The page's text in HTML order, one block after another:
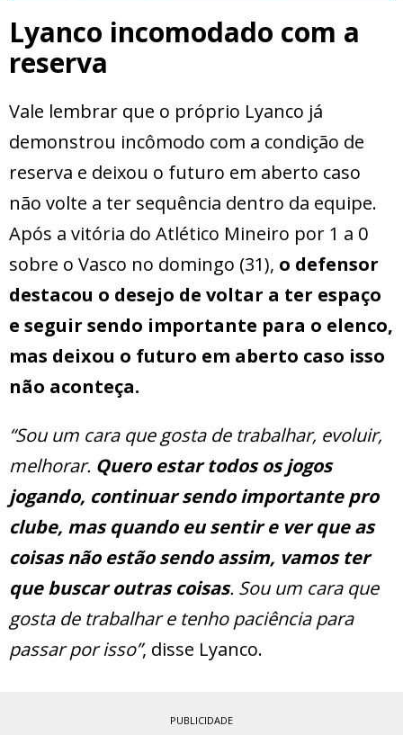
Lyanco incomodado com a
reserva
Vale lembrar que o próprio Lyanco já
demonstrou incômodo com a condição de
reserva e deixou o futuro em aberto caso
não volte a ter sequência dentro da equipe.
Após a vitória do Atlético Mineiro por 1 a 0
sobre o Vasco no domingo (31), o defensor
destacou o desejo de voltar a ter espaço
e seguir sendo importante para o elenco,
mas deixou o futuro em aberto caso isso
não aconteça.
“Sou um cara que gosta de trabalhar, evoluir,
melhorar. Quero estar todos os jogos
jogando, continuar sendo importante pro
clube, mas quando eu sentir e ver que as
coisas não estão sendo assim, vamos ter
que buscar outras coisas. Sou um cara que
gosta de trabalhar e tenho paciência para
passar por isso”, disse Lyanco.
PUBLICIDADE